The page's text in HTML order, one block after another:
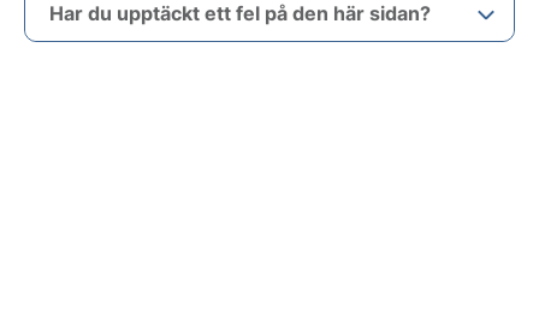
Har du upptäckt ett fel på den här sidan?